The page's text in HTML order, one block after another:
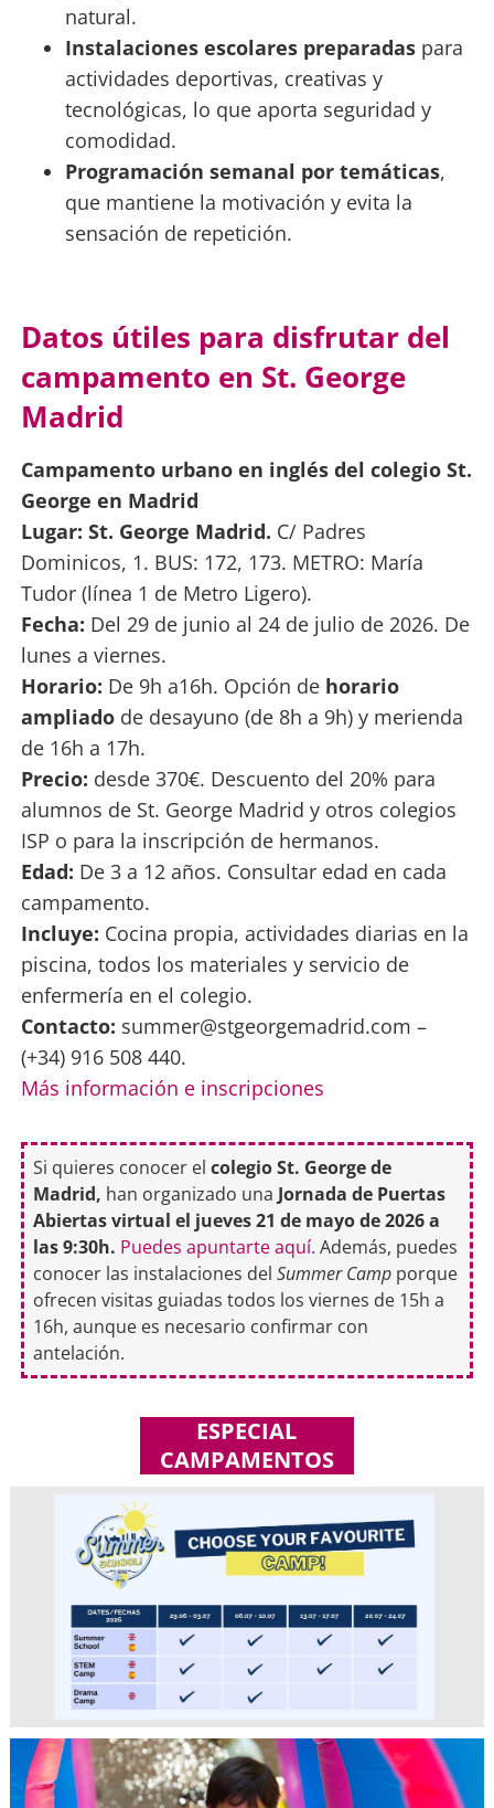
natural.
Instalaciones escolares preparadaspara
actividades deportivas, creativas y
tecnológicas, lo que aporta seguridad y
comodidad.
Programación semanal por temáticas,
que mantiene la motivación y evita la
sensación de repetición.
Datos útiles para disfrutar del
campamento en St. George
Madrid
Campamento urbano en inglés del colegio St.
George en Madrid
Lugar: St. George Madrid. C/ Padres
Dominicos, 1. BUS: 172, 173. METRO: María
Tudor (línea 1 de Metro Ligero).
Fecha: Del 29 de junio al 24 de julio de 2026. De
lunes a viernes.
Horario: De 9h a16h. Opción de horario
ampliadode desayuno (de 8h a 9h) y merienda
de 16h a 17h.
Precio: desde 370€. Descuento del 20% para
alumnos de St. George Madrid y otros colegios
ISP o para la inscripción de hermanos.
Edad: De 3 a 12 años. Consultar edad en cada
campamento.
Incluye: Cocina propia, actividades diarias en la
piscina, todos los materiales y servicio de
enfermería en el colegio.
Contacto: summer@stgeorgemadrid.com –
(+34) 916 508 440.
Más información e inscripciones
Si quieres conocer elcolegio St. George de
Madrid, han organizado una Jornada de Puertas
Abiertas virtual el jueves 21 de mayo de 2026 a
las 9:30h. Puedes apuntarte aquí. Además, puedes
conocer las instalaciones delSummer Camp porque
ofrecen visitas guiadas todos los viernes de 15h a
16h, aunque es necesario confirmar con
antelación.
ESPECIAL
CAMPAMENTOS